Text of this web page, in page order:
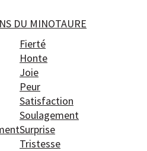
DU MINOTAURE
Fierté
Honte
Joie
Peur
Satisfaction
Soulagement
Surprise
Tristesse